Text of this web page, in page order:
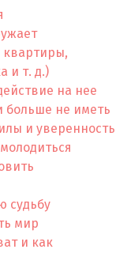
квартиры,
и т. д.)
на нее
больше не иметь
и уверенность
судьбу
мир
и как